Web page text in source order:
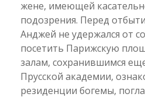
жене, имеющей
подозрения. Перед
Анджей не удержался от
посетить Парижскую
залам, сохранившимся
Прусской академии,
резиденции богемы,